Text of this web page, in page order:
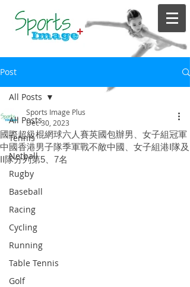
Post
All Posts
Tennis
Netball
Rugby
Baseball
Racing
Cycling
Running
Table Tennis
Golf
All Posts
國際超級棍網球六人賽英國包辦男、女子組冠軍
中國香港男子隊季軍戰不敵中國、女子組港I隊及
II隊分列第5、7名
Sports Image Plus
Dec 30, 2023